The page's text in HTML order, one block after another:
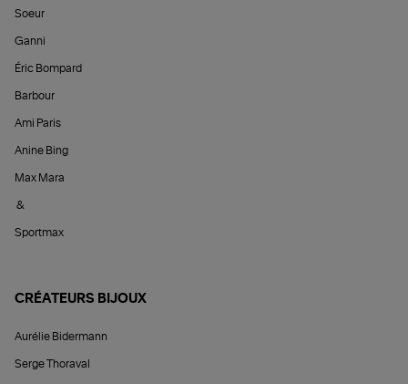
Soeur
Ganni
Éric Bompard
Barbour
Ami Paris
Anine Bing
Max Mara
&
Sportmax
CRÉATEURS BIJOUX
Aurélie Bidermann
Serge Thoraval